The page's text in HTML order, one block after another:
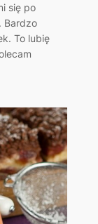
się po
Bardzo
To lubię